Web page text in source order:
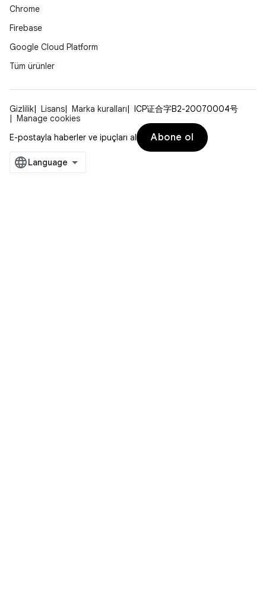
Chrome
Firebase
Google Cloud Platform
Tüm ürünler
Gizlilik Lisans Marka kuralları
ICP证合字B2-20070004号
Manage cookies
E-postayla haberler ve ipuçları al
Abone ol